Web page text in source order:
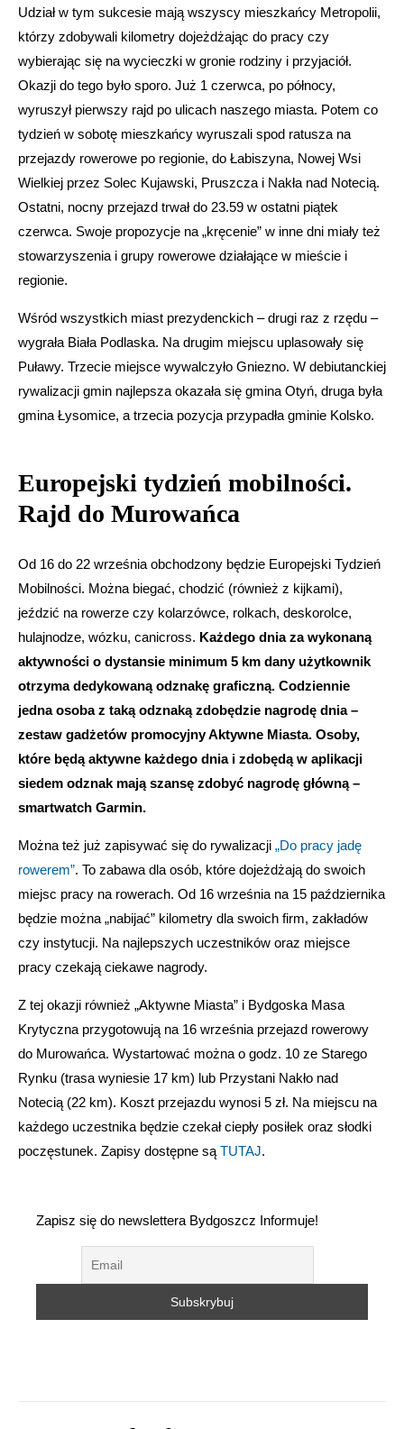
Udział w tym sukcesie mają wszyscy mieszkańcy Metropolii,
którzy zdobywali kilometry dojeżdżając do pracy czy
wybierając się na wycieczki w gronie rodziny i przyjaciół.
Okazji do tego było sporo. Już 1 czerwca, po północy,
wyruszył pierwszy rajd po ulicach naszego miasta. Potem co
tydzień w sobotę mieszkańcy wyruszali spod ratusza na
przejazdy rowerowe po regionie, do Łabiszyna, Nowej Wsi
Wielkiej przez Solec Kujawski, Pruszcza i Nakła nad Notecią.
Ostatni, nocny przejazd trwał do 23.59 w ostatni piątek
czerwca. Swoje propozycje na „kręcenie” w inne dni miały też
stowarzyszenia i grupy rowerowe działające w mieście i
regionie.
Wśród wszystkich miast prezydenckich – drugi raz z rzędu –
wygrała Biała Podlaska. Na drugim miejscu uplasowały się
Puławy. Trzecie miejsce wywalczyło Gniezno. W debiutanckiej
rywalizacji gmin najlepsza okazała się gmina Otyń, druga była
gmina Łysomice, a trzecia pozycja przypadła gminie Kolsko.
Europejski tydzień mobilności.
Rajd do Murowańca
Od 16 do 22 września obchodzony będzie Europejski Tydzień
Mobilności. Można biegać, chodzić (również z kijkami),
jeździć na rowerze czy kolarzówce, rolkach, deskorolce,
hulajnodze, wózku, canicross. Każdego dnia za wykonaną
aktywności o dystansie minimum 5 km dany użytkownik
otrzyma dedykowaną odznakę graficzną. Codziennie
jedna osoba z taką odznaką zdobędzie nagrodę dnia –
zestaw gadżetów promocyjny Aktywne Miasta. Osoby,
które będą aktywne każdego dnia i zdobędą w aplikacji
siedem odznak mają szansę zdobyć nagrodę główną –
smartwatch Garmin.
Można też już zapisywać się do rywalizacji „Do pracy jadę
rowerem”. To zabawa dla osób, które dojeżdżają do swoich
miejsc pracy na rowerach. Od 16 września na 15 października
będzie można „nabijać” kilometry dla swoich firm, zakładów
czy instytucji. Na najlepszych uczestników oraz miejsce
pracy czekają ciekawe nagrody.
Z tej okazji również „Aktywne Miasta” i Bydgoska Masa
Krytyczna przygotowują na 16 września przejazd rowerowy
do Murowańca. Wystartować można o godz. 10 ze Starego
Rynku (trasa wyniesie 17 km) lub Przystani Nakło nad
Notecią (22 km). Koszt przejazdu wynosi 5 zł. Na miejscu na
każdego uczestnika będzie czekał ciepły posiłek oraz słodki
poczęstunek. Zapisy dostępne są TUTAJ.
Zapisz się do newslettera Bydgoszcz Informuje!